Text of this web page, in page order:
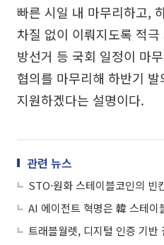
빠른 시일 내 마무리하고,
차질 없이 이뤄지도록 적
방선거 등 국회 일정이 마
협의를 마무리해 하반기
지원하겠다는 설명이다.
관련 뉴스
STO·원화 스테이블코인의 빈
AI 에이전트 혁명은 韓 스테이